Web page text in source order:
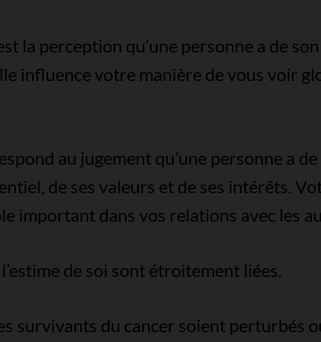
la perception qu’une personne a de
influence votre manière de vous voir
au jugement qu’une personne a
de ses valeurs et de ses intérêts.
important dans vos relations avec les
de soi sont étroitement liées.
survivants du cancer soient perturbés